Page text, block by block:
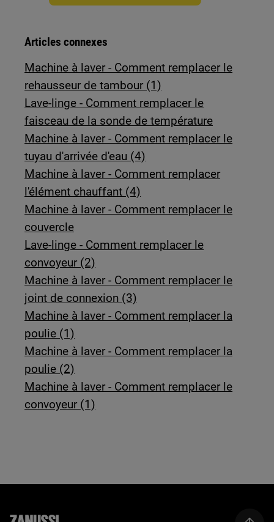
Articles connexes
Machine à laver - Comment remplacer le
rehausseur de tambour (1)
Lave-linge - Comment remplacer le
faisceau de la sonde de température
Machine à laver - Comment remplacer le
tuyau d'arrivée d'eau (4)
Machine à laver - Comment remplacer
l'élément chauffant (4)
Machine à laver - Comment remplacer le
couvercle
Lave-linge - Comment remplacer le
convoyeur (2)
Machine à laver - Comment remplacer le
joint de connexion (3)
Machine à laver - Comment remplacer la
poulie (1)
Machine à laver - Comment remplacer la
poulie (2)
Machine à laver - Comment remplacer le
convoyeur (1)